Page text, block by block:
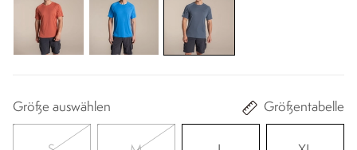
Größe auswählen Größentabelle